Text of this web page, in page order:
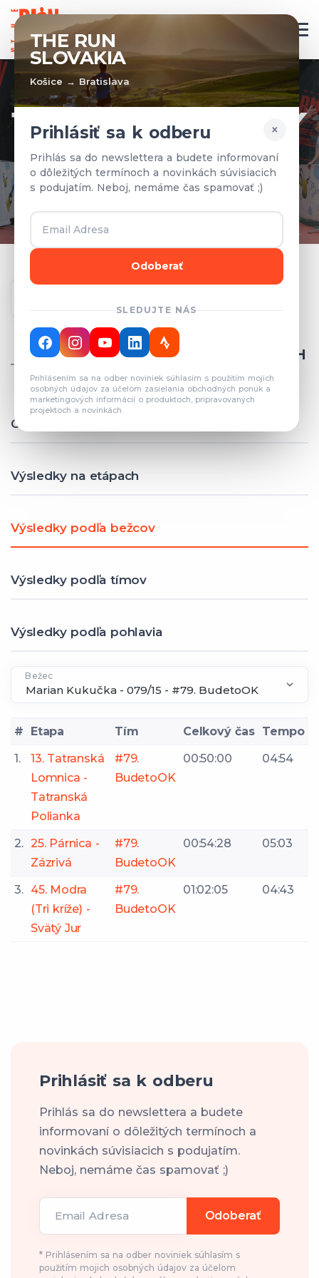
THE RUN
SLOVAKIA
Košice → Bratislava
×
Prihlásiť sa k odberu
Prihlás sa do newslettera a budete informovaní
o dôležitých termínoch a novinkách súvisiacich
s podujatím. Neboj, nemáme čas spamovať ;)
Odoberať
SLEDUJTE NÁS
Prihlásením sa na odber noviniek súhlasím s použitím mojich
osobných údajov za účelom zasielania obchodných ponúk a
marketingových informácií o produktoch, pripravovaných
projektoch a novinkách.
TÍMY A VÝSLEDKY
Prihlásené tímy a výsledky z
predchádzajúcich rokov.
CELKOVÝ POČET REGISTROVANÝCH
TÍMOV: 82
Celkové výsledky
Výsledky na etápach
Výsledky podľa bežcov
Výsledky podľa tímov
Výsledky podľa pohlavia
Bežec
# Etapa Tím Celkový čas Tempo
1.
13. Tatranská
Lomnica -
Tatranská
Polianka
#79.
BudetoOK
00:50:00 04:54
2. 25. Párnica -
Zázrivá
#79.
BudetoOK
00:54:28 05:03
3. 45. Modra
(Tri kríže) -
Svätý Jur
#79.
BudetoOK
01:02:05 04:43
Prihlásiť sa k odberu
Prihlás sa do newslettera a budete
informovaní o dôležitých termínoch a
novinkách súvisiacich s podujatím.
Neboj, nemáme čas spamovať ;)
Email Adresa Odoberať
* Prihlásením sa na odber noviniek súhlasím s
použitím mojich osobných údajov za účelom